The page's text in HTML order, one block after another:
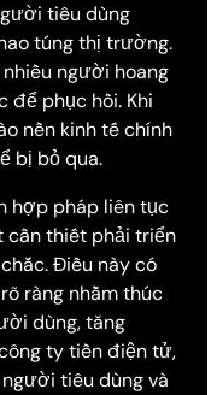
tiêu dùng
túng thị trường.
người hoang
để phục hồi. Khi
nền kinh tế chính
bị bỏ qua.
hợp pháp liên tục
cần thiết phải triển
Điều này có
ràng nhằm thúc
dùng, tăng
ty tiền điện tử,
tiêu dùng và